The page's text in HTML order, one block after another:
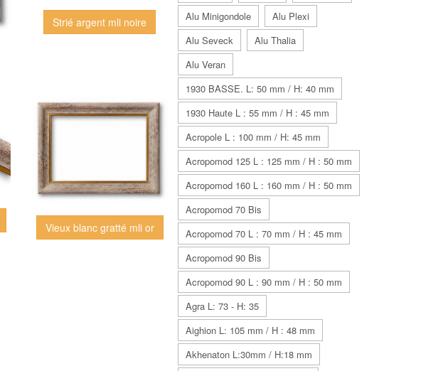
Strié argent mli noire
Vieux blanc gratté mli or
Alu Minigondole
Alu Plexi
Alu Seveck
Alu Thalia
Alu Veran
1930 BASSE. L: 50 mm / H: 40 mm
1930 Haute L : 55 mm / H : 45 mm
Acropole L : 100 mm / H: 45 mm
Acropomod 125 L : 125 mm / H : 50 mm
Acropomod 160 L : 160 mm / H : 50 mm
Acropomod 70 Bis
Acropomod 70 L : 70 mm / H : 45 mm
Acropomod 90 Bis
Acropomod 90 L : 90 mm / H : 50 mm
Agra L: 73 - H: 35
Aighion L: 105 mm / H : 48 mm
Akhenaton L:30mm / H:18 mm